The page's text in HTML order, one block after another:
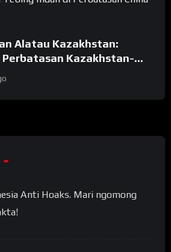
Alatau Kazakhstan:
Perbatasan Kazakhstan-
Anti Hoaks. Mari ngomong